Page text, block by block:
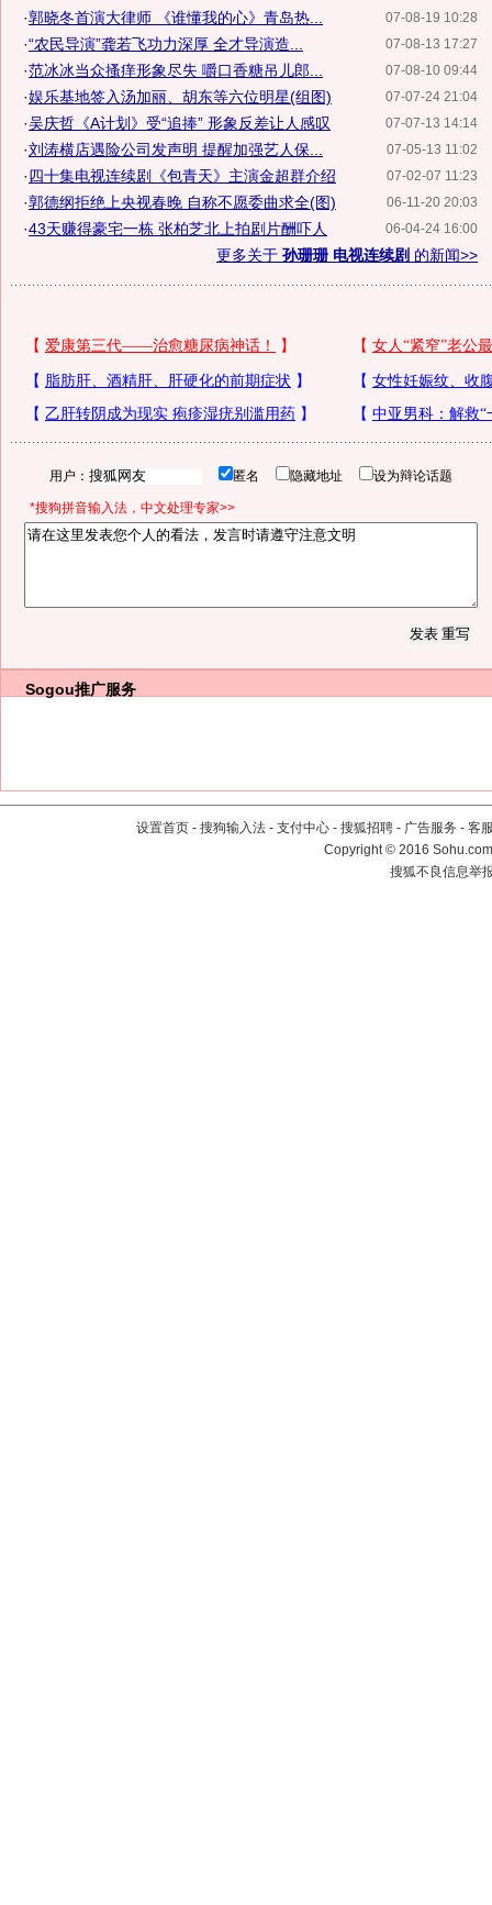
07-08-19 10:28
·郭晓冬首演大律师 《谁懂我的心》青岛热...
07-08-13 17:27
·“农民导演”龚若飞功力深厚 全才导演造...
07-08-10 09:44
·范冰冰当众搔痒形象尽失 嚼口香糖吊儿郎...
07-07-24 21:04
·娱乐基地签入汤加丽、胡东等六位明星(组图)
07-07-13 14:14
·吴庆哲《A计划》受“追捧” 形象反差让人感叹
07-05-13 11:02
·刘涛横店遇险公司发声明 提醒加强艺人保...
07-02-07 11:23
·四十集电视连续剧《包青天》主演金超群介绍
06-11-20 20:03
·郭德纲拒绝上央视春晚 自称不愿委曲求全(图)
06-04-24 16:00
·43天赚得豪宅一栋 张柏芝北上拍剧片酬吓人
更多关于 孙珊珊 电视连续剧 的新闻>>
用户： 匿名 隐藏地址 设为辩论话题
*搜狗拼音输入法，中文处理专家>>
Sogou推广服务
设置首页 - 搜狗输入法 - 支付中心 - 搜狐招聘 - 广告服务 - 客
Copyright©2016
搜狐不良信息举